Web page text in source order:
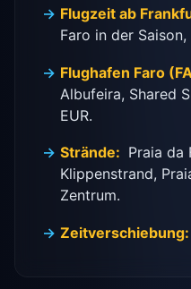
Flugzeit ab
Faro in der
Flughafen Faro
Albufeira, Shared
EUR.
Strände: Praia da
Klippenstrand,
Zentrum.
Zeitverschiebung: